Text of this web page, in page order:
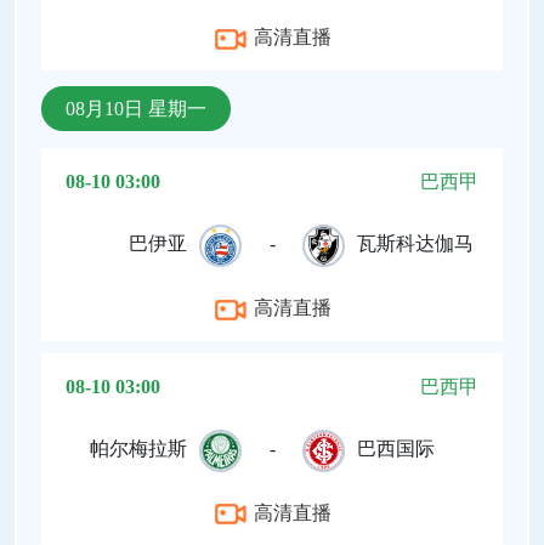
高清直播
08月10日 星期一
08-10 03:00 巴西甲
巴伊亚 - 瓦斯科达伽马
高清直播
08-10 03:00 巴西甲
帕尔梅拉斯 - 巴西国际
高清直播